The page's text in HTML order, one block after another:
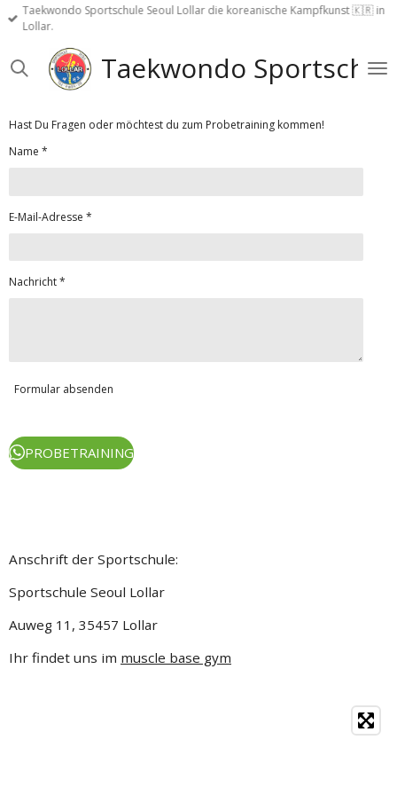
Zum
Hauptinhalt
Taekwondo
Taekwondo Sportschule Seoul Lollar die koreanische Kampfkunst 🇰🇷 in
Lollar.
Hast Du Fragen oder möchtest du zum Probetraining kommen!
Name *
E-Mail-Adresse *
Nachricht *
Formular absenden
PROBETRAINING
Anschrift der Sportschule:
Sportschule Seoul Lollar
Auweg 11, 35457 Lollar
Ihr findet uns im muscle base gym